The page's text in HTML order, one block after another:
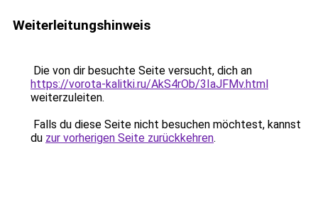
Weiterleitungshinweis
Die von dir besuchte Seite versucht, dich an
https://vorota-kalitki.ru/AkS4rOb/3IaJFMv.html
weiterzuleiten.
Falls du diese Seite nicht besuchen möchtest, kannst
du zur vorherigen Seite zurückkehren.